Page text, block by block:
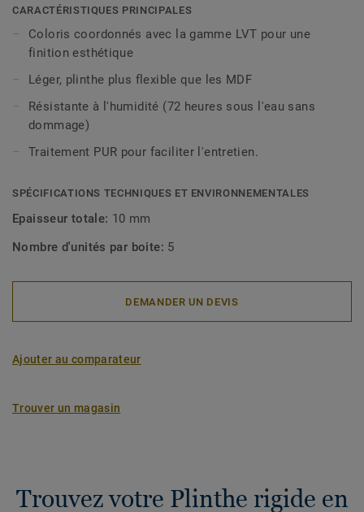
décoratives sont compatibles avec tous nos revêtements
LVT (à coller, à cliquer et en pose libre).
CARACTÉRISTIQUES PRINCIPALES
Coloris coordonnés avec la gamme LVT pour une
finition esthétique
Léger, plinthe plus flexible que les MDF
Résistante à l'humidité (72 heures sous l'eau sans
dommage)
Traitement PUR pour faciliter l'entretien.
SPÉCIFICATIONS TECHNIQUES ET ENVIRONNEMENTALES
Epaisseur totale: 10 mm
Nombre d'unités par boite: 5
DEMANDER UN DEVIS
Ajouter au comparateur
Trouver un magasin
Trouvez votre Plinthe rigide en